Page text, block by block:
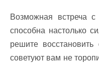
Возможная встреча
способна настолько
решите
советуют вам не